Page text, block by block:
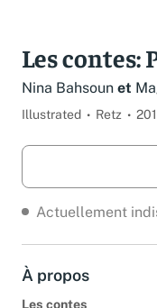
Les contes:
Actuellement
À propos